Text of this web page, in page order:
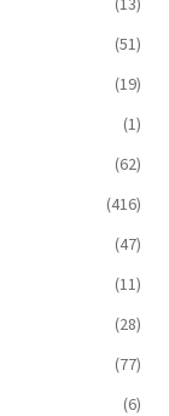
(51)
(19)
(1)
(62)
(416)
(47)
(11)
(28)
(77)
(6)